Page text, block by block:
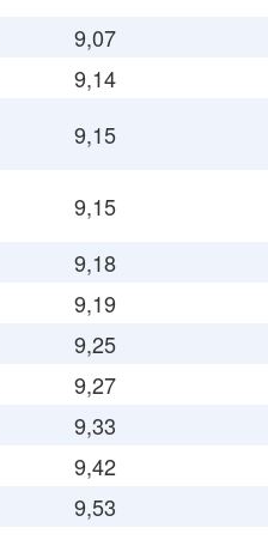
9,07
9,14
9,15
9,15
9,18
9,19
9,25
9,27
9,33
9,42
9,53